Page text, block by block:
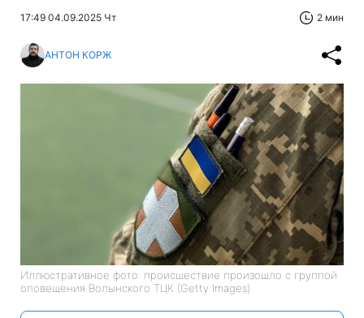
17:49 04.09.2025 Чт 2 мин
АНТОН КОРЖ
Иллюстративное фото: происшествие произошло с группой
оповещения Волынского ТЦК (Getty Images)